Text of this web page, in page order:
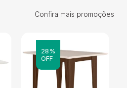
Confira mais promoções
28%
OFF